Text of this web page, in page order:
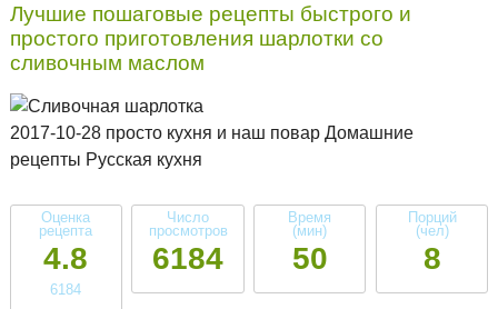
Лучшие пошаговые рецепты быстрого и
простого приготовления шарлотки со
сливочным маслом
2017-10-28 просто кухня и наш повар Домашние
рецепты Русская кухня
Оценка
рецепта
4.8
6184
Число
просмотров
6184
Время
(мин)
50
Порций
(чел)
8